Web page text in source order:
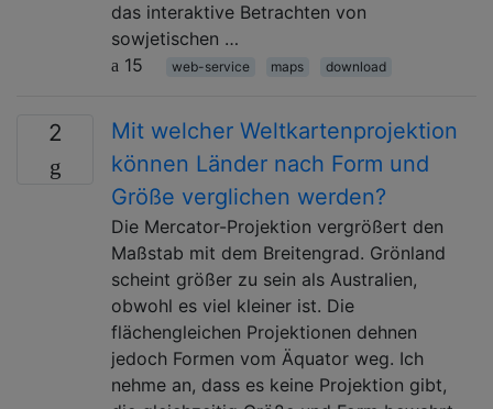
das interaktive Betrachten von
sowjetischen …
15
web-service maps download
2
Mit welcher Weltkartenprojektion
können Länder nach Form und
Größe verglichen werden?
Die Mercator-Projektion vergrößert den
Maßstab mit dem Breitengrad. Grönland
scheint größer zu sein als Australien,
obwohl es viel kleiner ist. Die
flächengleichen Projektionen dehnen
jedoch Formen vom Äquator weg. Ich
nehme an, dass es keine Projektion gibt,